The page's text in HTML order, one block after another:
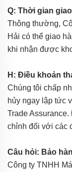
Q: Thời gian
Thông thường,
Hải có thể giao
khi nhận được
H: Điều khoản
Chúng tôi chấp
hủy ngay lập tức
Trade
chỉnh đối với các
Câu hỏi: Bảo
Công ty TNHH